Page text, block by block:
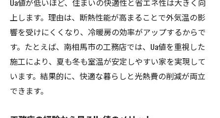
Ua値が低いほど、住まいの快適性と省エネ性は大きく向
上します。理由は、断熱性能が高まることで外気温の影
響を受けにくくなり、冷暖房の効率がアップするからで
す。たとえば、南相馬市の工務店では、Ua値を重視した
施工により、夏も冬も室温が安定しやすい家を実現して
います。結果的に、快適な暮らしと光熱費の削減が両立
できます。